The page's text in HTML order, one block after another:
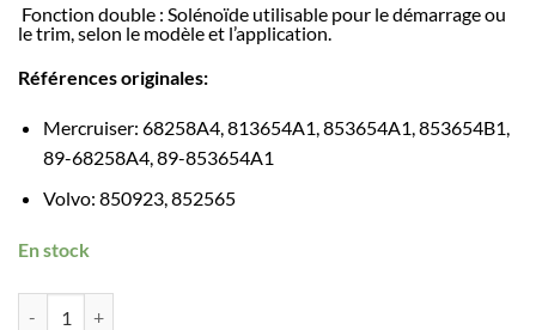
Fonction double : Solénoïde utilisable pour le démarrage ou
le trim, selon le modèle et l’application.
Références originales:
Mercruiser: 68258A4, 813654A1, 853654A1, 853654B1,
89-68258A4, 89-853654A1
Volvo: 850923, 852565
En stock